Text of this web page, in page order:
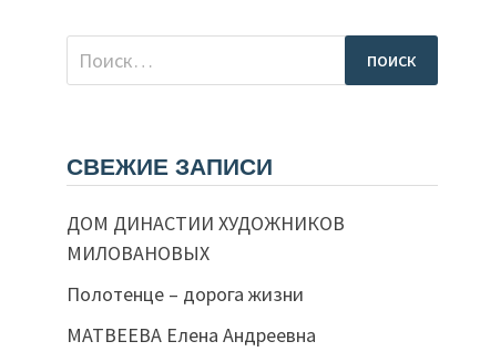
Найти:
СВЕЖИЕ ЗАПИСИ
ДОМ ДИНАСТИИ ХУДОЖНИКОВ
МИЛОВАНОВЫХ
Полотенце – дорога жизни
МАТВЕЕВА Елена Андреевна